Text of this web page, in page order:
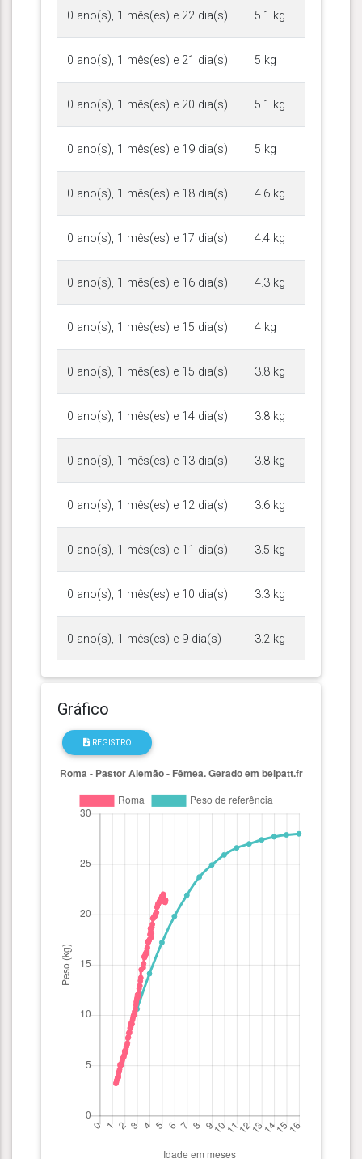
0 ano(s), 1 mês(es) e 22 dia(s) 5.1 kg
0 ano(s), 1 mês(es) e 21 dia(s) 5 kg
0 ano(s), 1 mês(es) e 20 dia(s) 5.1 kg
0 ano(s), 1 mês(es) e 19 dia(s) 5 kg
0 ano(s), 1 mês(es) e 18 dia(s) 4.6 kg
0 ano(s), 1 mês(es) e 17 dia(s) 4.4 kg
0 ano(s), 1 mês(es) e 16 dia(s) 4.3 kg
0 ano(s), 1 mês(es) e 15 dia(s) 4 kg
0 ano(s), 1 mês(es) e 15 dia(s) 3.8 kg
0 ano(s), 1 mês(es) e 14 dia(s) 3.8 kg
0 ano(s), 1 mês(es) e 13 dia(s) 3.8 kg
0 ano(s), 1 mês(es) e 12 dia(s) 3.6 kg
0 ano(s), 1 mês(es) e 11 dia(s) 3.5 kg
0 ano(s), 1 mês(es) e 10 dia(s) 3.3 kg
0 ano(s), 1 mês(es) e 9 dia(s) 3.2 kg
Gráfico
REGISTRO